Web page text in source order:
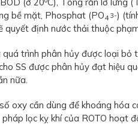
(ở 20 C), Tổng rắn lơ lững
bề mặt, Phosphat (PO4 3-)
định nước thải thuộc
trình phân hủy được loại bỏ
SS được phân hủy đạt hiệu
nữa.
oxy cần dùng để khoáng
lọc kỵ khí của ROTO hoạt